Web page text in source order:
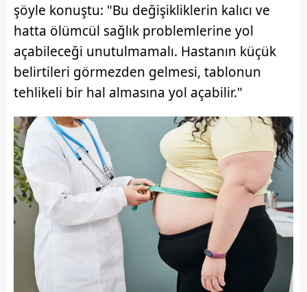
şöyle konuştu: "Bu değişikliklerin kalıcı ve
hatta ölümcül sağlık problemlerine yol
açabileceği unutulmamalı. Hastanın küçük
belirtileri görmezden gelmesi, tablonun
tehlikeli bir hal almasına yol açabilir."